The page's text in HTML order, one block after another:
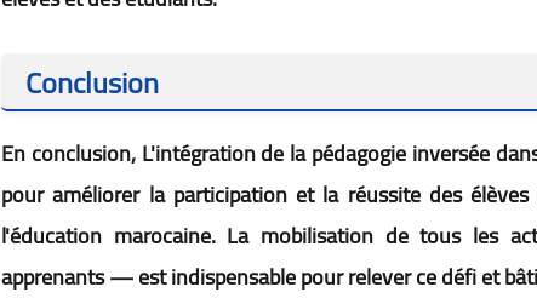
Conclusion
En conclusion, L'intégration de la pédagogie inversée
pour améliorer la participation et la réussite des
l'éducation marocaine. La mobilisation de tous les
apprenants — est indispensable pour relever ce défi et